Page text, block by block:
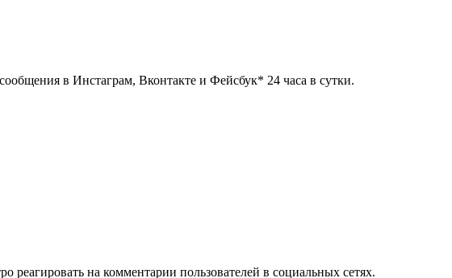
в Инстаграм, Вконтакте и Фейсбук* 24 часа в сутки.
реагировать на комментарии пользователей в социальных сетях.